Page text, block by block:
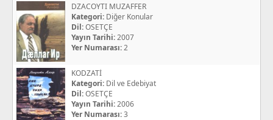
DZACOYTI MUZAFFER
Kategori: Diğer Konular
Dil:OSETÇE
Yayın Tarihi:2007
Yer Numarası:2
KODZATİ
Kategori: Dil ve Edebiyat
Dil:OSETÇE
Yayın Tarihi:2006
Yer Numarası:3